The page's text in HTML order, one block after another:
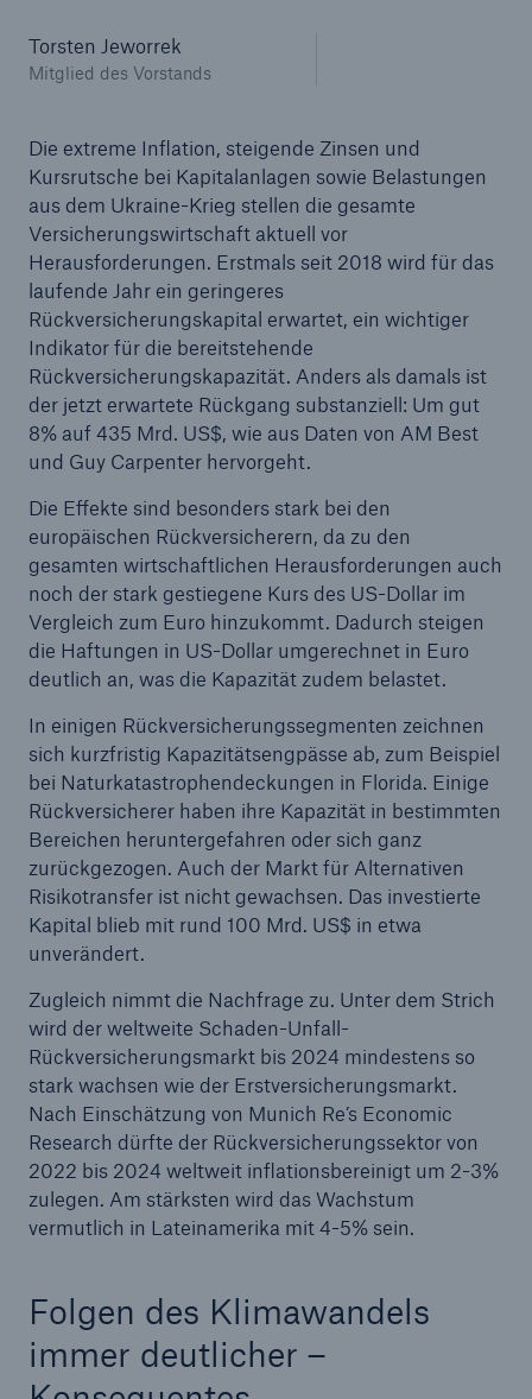
Torsten Jeworrek
Mitglied des Vorstands
Die extreme Inflation, steigende Zinsen und
Kursrutsche bei Kapitalanlagen sowie Belastungen
aus dem Ukraine-Krieg stellen die gesamte
Versicherungswirtschaft aktuell vor
Herausforderungen. Erstmals seit 2018 wird für das
laufende Jahr ein geringeres
Rückversicherungskapital erwartet, ein wichtiger
Indikator für die bereitstehende
Rückversicherungskapazität. Anders als damals ist
der jetzt erwartete Rückgang substanziell: Um gut
8% auf 435 Mrd. US$, wie aus Daten von AM Best
und Guy Carpenter hervorgeht.
Die Effekte sind besonders stark bei den
europäischen Rückversicherern, da zu den
gesamten wirtschaftlichen Herausforderungen auch
noch der stark gestiegene Kurs des US-Dollar im
Vergleich zum Euro hinzukommt. Dadurch steigen
die Haftungen in US-Dollar umgerechnet in Euro
deutlich an, was die Kapazität zudem belastet.
In einigen Rückversicherungssegmenten zeichnen
sich kurzfristig Kapazitätsengpässe ab, zum Beispiel
bei Naturkatastrophendeckungen in Florida. Einige
Rückversicherer haben ihre Kapazität in bestimmten
Bereichen heruntergefahren oder sich ganz
zurückgezogen. Auch der Markt für Alternativen
Risikotransfer ist nicht gewachsen. Das investierte
Kapital blieb mit rund 100 Mrd. US$ in etwa
unverändert.
Zugleich nimmt die Nachfrage zu. Unter dem Strich
wird der weltweite Schaden-Unfall-
Rückversicherungsmarkt bis 2024 mindestens so
stark wachsen wie der Erstversicherungsmarkt.
Nach Einschätzung von Munich Re’s Economic
Research dürfte der Rückversicherungssektor von
2022 bis 2024 weltweit inflationsbereinigt um 2-3%
zulegen. Am stärksten wird das Wachstum
vermutlich in Lateinamerika mit 4-5% sein.
Folgen des Klimawandels
immer deutlicher –
CLARA reduziert die Wartezeit bis zur
Leistungsentscheidung in der BU-
Versicherung bis zu
50 %
Cyber
Geschätzte globale wirtschaftliche Kosten der
Internetkriminalität
600 bn
US Dollar im Jahr 2018
Rückversicherung Leben/Gesundheit
MIRA Digital Suite